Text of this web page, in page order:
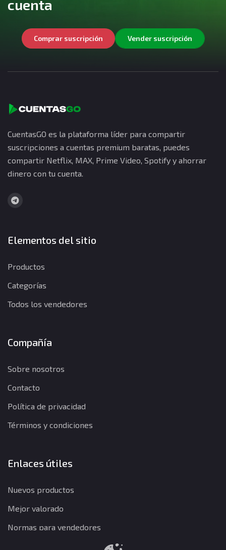
cuenta
Comprar suscripción Vender suscripción
CuentasGO es la plataforma líder para compartir
suscripciones a cuentas premium baratas, puedes
compartir Netflix, MAX, Prime Video, Spotify y ahorrar
dinero con tu cuenta.
Elementos del sitio
Productos
Categorías
Todos los vendedores
Compañía
Sobre nosotros
Contacto
Política de privacidad
Términos y condiciones
Enlaces útiles
Nuevos productos
Mejor valorado
Normas para vendedores